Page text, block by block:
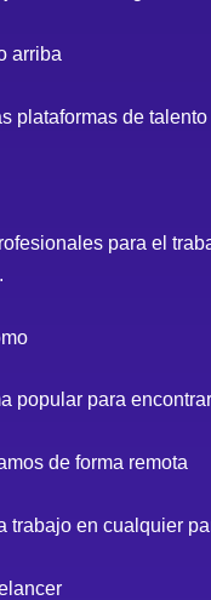
arriba
plataformas de
para el
popular para
de forma remota
trabajo en cualquier